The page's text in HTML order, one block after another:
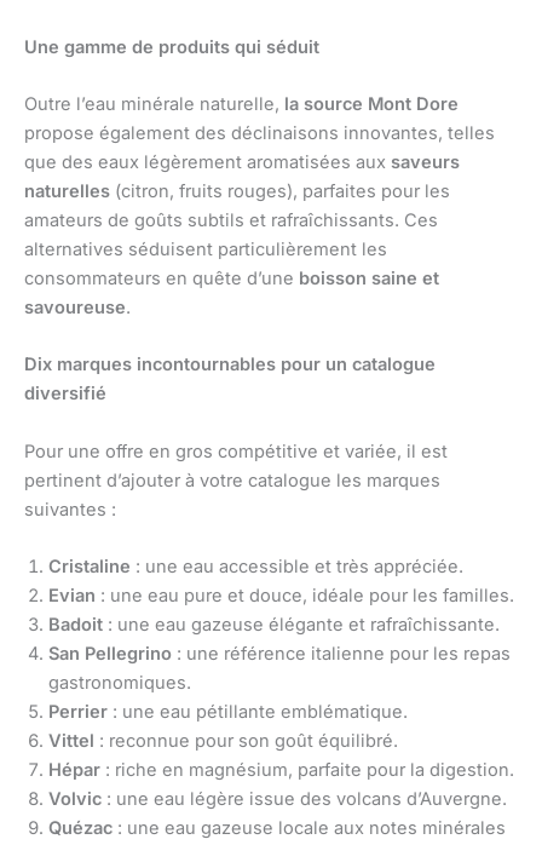
Une gamme de produits qui séduit
Outre l’eau minérale naturelle, la source Mont Dore
propose également des déclinaisons innovantes, telles
que des eaux légèrement aromatisées aux saveurs
naturelles (citron, fruits rouges), parfaites pour les
amateurs de goûts subtils et rafraîchissants. Ces
alternatives séduisent particulièrement les
consommateurs en quête d’une boisson saine et
savoureuse.
Dix marques incontournables pour un catalogue
diversifié
Pour une offre en gros compétitive et variée, il est
pertinent d’ajouter à votre catalogue les marques
suivantes :
Cristaline : une eau accessible et très appréciée.
Evian : une eau pure et douce, idéale pour les familles.
Badoit : une eau gazeuse élégante et rafraîchissante.
San Pellegrino : une référence italienne pour les repas
gastronomiques.
Perrier : une eau pétillante emblématique.
Vittel : reconnue pour son goût équilibré.
Hépar : riche en magnésium, parfaite pour la digestion.
Volvic : une eau légère issue des volcans d’Auvergne.
Quézac : une eau gazeuse locale aux notes minérales